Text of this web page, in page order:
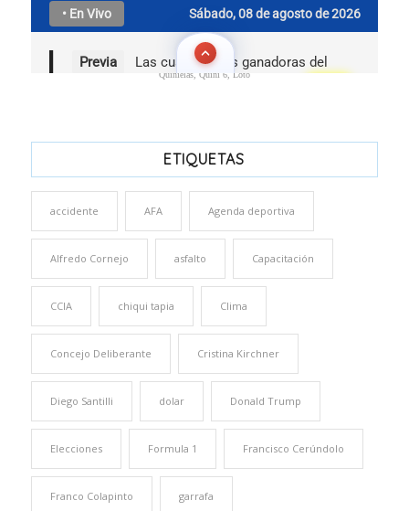
Quinielas, Quini 6, Loto
ETIQUETAS
accidente AFA Agenda deportiva
Alfredo Cornejo asfalto Capacitación
CCIA chiqui tapia Clima
Concejo Deliberante Cristina Kirchner
Diego Santilli dolar Donald Trump
Elecciones Formula 1 Francisco Cerúndolo
Franco Colapinto garrafa